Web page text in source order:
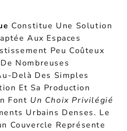
Constitue Une Solution
Aux Espaces
Peu Coûteux
Nombreuses
Delà Des Simples
Et Sa Production
Font Un Choix Privilégié
Urbains Denses. Le
Couvercle Représente